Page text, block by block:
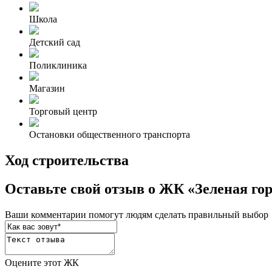
Школа
Детский сад
Поликлиника
Магазин
Торговый центр
Остановки общественного транспорта
Ход строительства
Оставьте свой отзыв о ЖК «Зеленая
Ваши комментарии помогут людям сделать правильный выбор
Оцените этот ЖК